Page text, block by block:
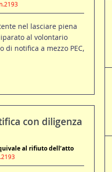
nel lasciare piena
al volontario
notifica a mezzo PEC,
con diligenza
al rifiuto dell’atto